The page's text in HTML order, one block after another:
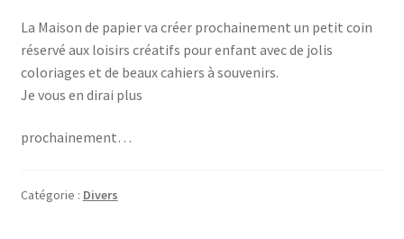
La Maison de papier va créer prochainement un petit coin
réservé aux loisirs créatifs pour enfant avec de jolis
coloriages et de beaux cahiers à souvenirs.
Je vous en dirai plus
prochainement…
Catégorie : Divers